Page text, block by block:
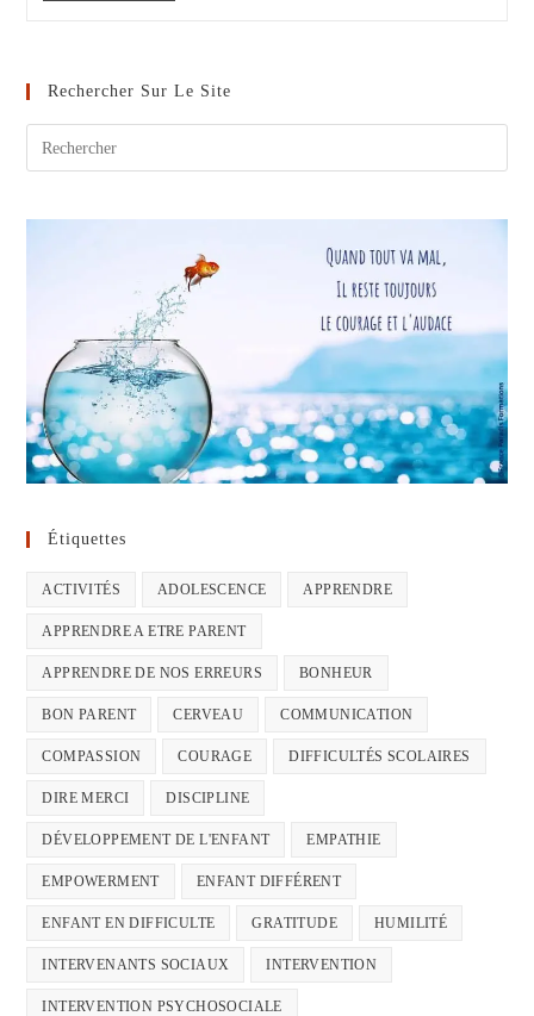
Rechercher Sur Le Site
Étiquettes
ACTIVITÉS ADOLESCENCE APPRENDRE
APPRENDRE A ETRE PARENT
APPRENDRE DE NOS ERREURS BONHEUR
BON PARENT CERVEAU COMMUNICATION
COMPASSION COURAGE DIFFICULTÉS SCOLAIRES
DIRE MERCI DISCIPLINE
DÉVELOPPEMENT DE L'ENFANT EMPATHIE
EMPOWERMENT ENFANT DIFFÉRENT
ENFANT EN DIFFICULTE GRATITUDE HUMILITÉ
INTERVENANTS SOCIAUX INTERVENTION
INTERVENTION PSYCHOSOCIALE